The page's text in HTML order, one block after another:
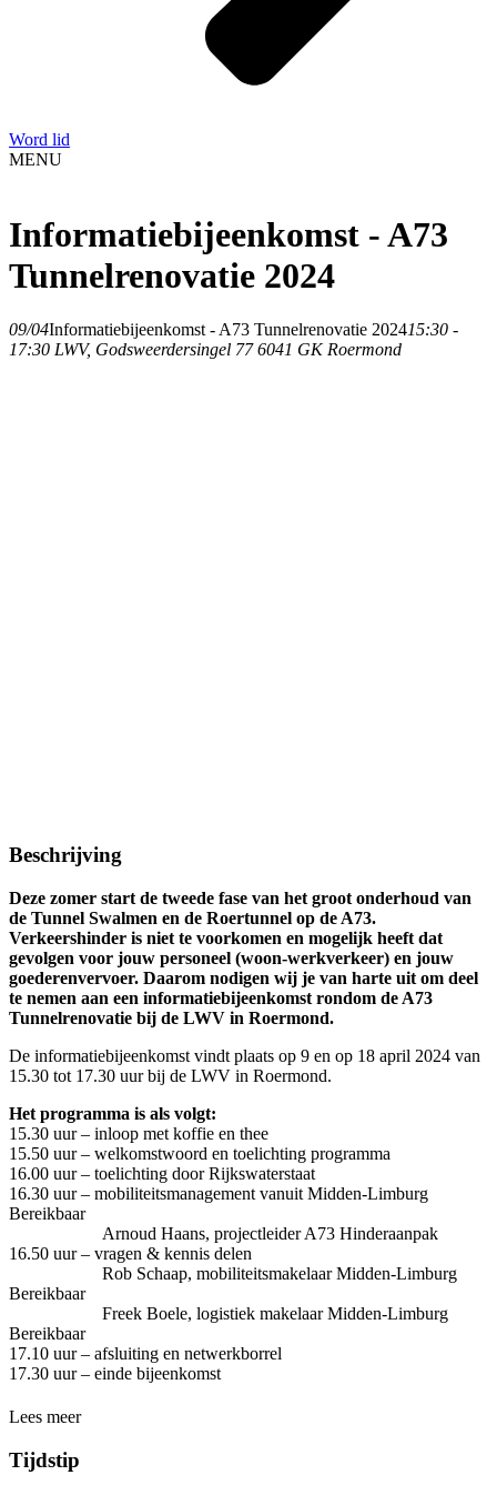
Word lid
MENU
Informatiebijeenkomst - A73
Tunnelrenovatie 2024
09/04Informatiebijeenkomst - A73 Tunnelrenovatie 202415:30 -
17:30 LWV, Godsweerdersingel 77 6041 GK Roermond
Beschrijving
Deze zomer start de tweede fase van het groot onderhoud van
de Tunnel Swalmen en de Roertunnel op de A73.
Verkeershinder is niet te voorkomen en mogelijk heeft dat
gevolgen voor jouw personeel (woon-werkverkeer) en jouw
goederenvervoer. Daarom nodigen wij je van harte uit om deel
te nemen aan een informatiebijeenkomst rondom de A73
Tunnelrenovatie bij de LWV in Roermond.
De informatiebijeenkomst vindt plaats op 9 en op 18 april 2024 van
15.30 tot 17.30 uur bij de LWV in Roermond.
Het programma is als volgt:
15.30 uur – inloop met koffie en thee
15.50 uur – welkomstwoord en toelichting programma
16.00 uur – toelichting door Rijkswaterstaat
16.30 uur – mobiliteitsmanagement vanuit Midden-Limburg
Bereikbaar
Arnoud Haans, projectleider A73 Hinderaanpak
16.50 uur – vragen & kennis delen
Rob Schaap, mobiliteitsmakelaar Midden-Limburg
Bereikbaar
Freek Boele, logistiek makelaar Midden-Limburg
Bereikbaar
17.10 uur – afsluiting en netwerkborrel
17.30 uur – einde bijeenkomst
Lees meer
Tijdstip